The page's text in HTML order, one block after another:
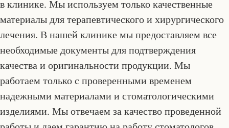
в клинике. Мы используем только качественные
материалы для терапевтического и хирургического
лечения. В нашей клинике мы предоставляем все
необходимые документы для подтверждения
качества и оригинальности продукции. Мы
работаем только с проверенными временем
надежными материалами и стоматологическими
изделиями. Мы отвечаем за качество проведенной